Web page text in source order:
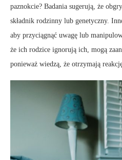
paznokcie? Badania sugerują, że
składnik rodzinny lub genetyczny.
aby przyciągnąć uwagę lub
że ich rodzice ignorują ich, mogą
ponieważ wiedzą, że otrzymają